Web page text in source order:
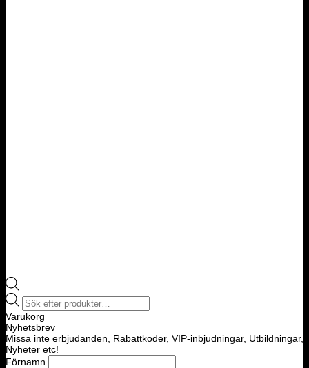
Products
search
Varukorg
Nyhetsbrev
Missa inte erbjudanden, Rabattkoder, VIP-inbjudningar, Utbildningar,
Nyheter etc!
Förnamn